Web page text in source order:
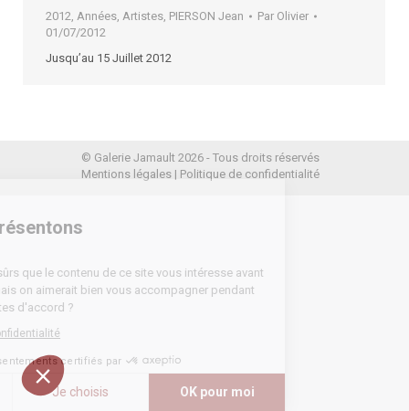
présentons
d'être sûrs que le contenu de ce site vous intéresse avant
mais on aimerait bien vous accompagner pendant
Vous êtes d'accord ?
de confidentialité
Consentements certifiés par
Je choisis OK pour moi
2012, Années, Artistes, PIERSON Jean Par Olivier
01/07/2012
Jusqu’au 15 Juillet 2012
© Galerie Jamault 2026 - Tous droits réservés
Mentions légales| Politique de confidentialité